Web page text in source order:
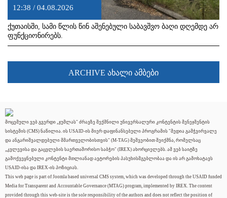
12:38 / 04.08.2026
ქუთაისში, სამი წლის წინ აშენებული საბავშვო ბაღი დღემდე არ
ფუნქციონირებს.
ARCHIVE ახალი ამბები
მოცემული ვებ გვერდი „ჯუმლას" ძრავზე შექმნილი უნივერსალური კონტენტის მენეჯმენტის
სისტემის (CMS) ნაწილია. ის USAID-ის მიერ დაფინანსებული პროგრამის "მედია გამჭვირვალე
და ანგარიშვალდებული მმართველობისთვის" (M-TAG) მეშვეობით შეიქმნა, რომელსაც
„კვლევისა და გაცვლების საერთაშორისო საბჭო" (IREX) ახორციელებს. ამ ვებ საიტზე
გამოქვეყნებული კონტენტი მთლიანად ავტორების პასუხისმგებლობაა და ის არ გამოხატავს
USAID-ისა და IREX-ის პოზიციას.
This web page is part of Joomla based universal CMS system, which was developed through the USAID funded
Media for Transparent and Accountable Governance (MTAG) program, implemented by IREX. The content
provided through this web-site is the sole responsibility of the authors and does not reflect the position of